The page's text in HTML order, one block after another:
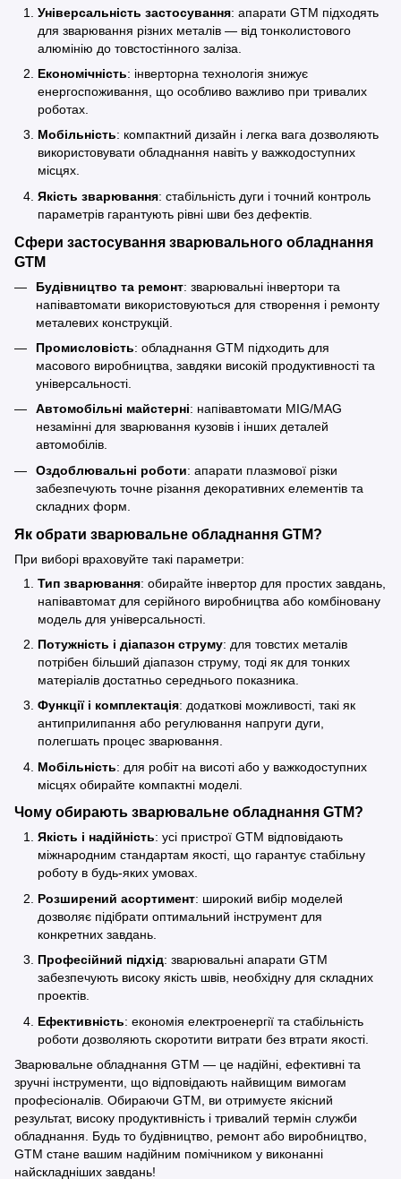
Універсальність застосування: апарати GTM підходять
для зварювання різних металів — від тонколистового
алюмінію до товстостінного заліза.
Економічність: інверторна технологія знижує
енергоспоживання, що особливо важливо при тривалих
роботах.
Мобільність: компактний дизайн і легка вага дозволяють
використовувати обладнання навіть у важкодоступних
місцях.
Якість зварювання: стабільність дуги і точний контроль
параметрів гарантують рівні шви без дефектів.
Сфери застосування зварювального обладнання
GTM
Будівництво та ремонт: зварювальні інвертори та
напівавтомати використовуються для створення і ремонту
металевих конструкцій.
Промисловість: обладнання GTM підходить для
масового виробництва, завдяки високій продуктивності та
універсальності.
Автомобільні майстерні: напівавтомати MIG/MAG
незамінні для зварювання кузовів і інших деталей
автомобілів.
Оздоблювальні роботи: апарати плазмової різки
забезпечують точне різання декоративних елементів та
складних форм.
Як обрати зварювальне обладнання GTM?
При виборі враховуйте такі параметри:
Тип зварювання: обирайте інвертор для простих завдань,
напівавтомат для серійного виробництва або комбіновану
модель для універсальності.
Потужність і діапазон струму: для товстих металів
потрібен більший діапазон струму, тоді як для тонких
матеріалів достатньо середнього показника.
Функції і комплектація: додаткові можливості, такі як
антиприлипання або регулювання напруги дуги,
полегшать процес зварювання.
Мобільність: для робіт на висоті або у важкодоступних
місцях обирайте компактні моделі.
Чому обирають зварювальне обладнання GTM?
Якість і надійність: усі пристрої GTM відповідають
міжнародним стандартам якості, що гарантує стабільну
роботу в будь-яких умовах.
Розширений асортимент: широкий вибір моделей
дозволяє підібрати оптимальний інструмент для
конкретних завдань.
Професійний підхід: зварювальні апарати GTM
забезпечують високу якість швів, необхідну для складних
проектів.
Ефективність: економія електроенергії та стабільність
роботи дозволяють скоротити витрати без втрати якості.
Зварювальне обладнання GTM — це надійні, ефективні та
зручні інструменти, що відповідають найвищим вимогам
професіоналів. Обираючи GTM, ви отримуєте якісний
результат, високу продуктивність і тривалий термін служби
обладнання. Будь то будівництво, ремонт або виробництво,
GTM стане вашим надійним помічником у виконанні
найскладніших завдань!